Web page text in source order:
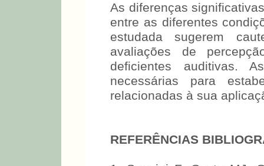
As diferenças
entre as diferentes
estudada sugerem
avaliações de
deficientes auditivas.
necessárias para
relacionadas à sua
REFERÊNCIAS